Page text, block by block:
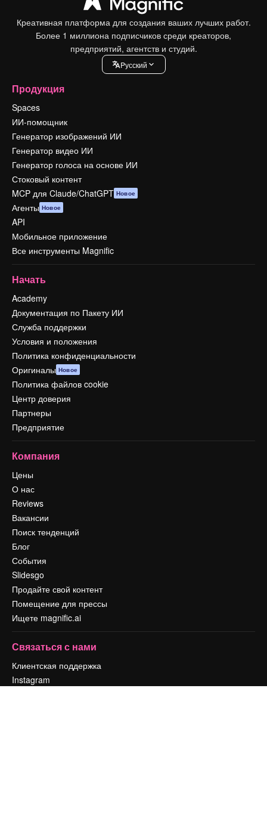
Креативная платформа для создания ваших лучших работ.
Более 1 миллиона подписчиков среди креаторов,
предприятий, агентств и студий.
Pусский
Продукция
Spaces
ИИ-помощник
Генератор изображений ИИ
Генератор видео ИИ
Генератор голоса на основе ИИ
Стоковый контент
MCP для Claude/ChatGPT Новое
Агенты Новое
API
Мобильное приложение
Все инструменты Magnific
Начать
Academy
Документация по Пакету ИИ
Служба поддержки
Условия и положения
Политика конфиденциальности
Оригиналы Новое
Политика файлов cookie
Центр доверия
Партнеры
Предприятие
Компания
Цены
О нас
Reviews
Вакансии
Поиск тенденций
Блог
События
Slidesgo
Продайте свой контент
Помещение для прессы
Ищете magnific.ai
Связаться с нами
Клиентская поддержка
Instagram